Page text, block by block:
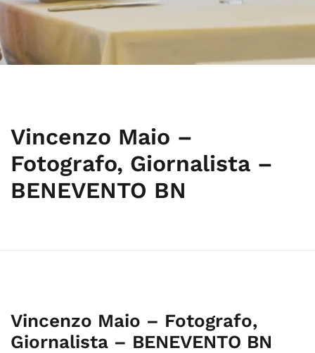
Vincenzo Maio –
Fotografo, Giornalista –
BENEVENTO BN
Vincenzo Maio – Fotografo,
Giornalista – BENEVENTO BN